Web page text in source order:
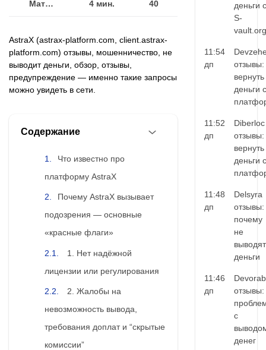
Матвей Иванов
4 мин.
40
AstraX (astrax-platform.com, client.astrax-
platform.com) отзывы, мошенничество, не
выводит деньги, обзор, отзывы,
предупреждение — именно такие запросы
можно увидеть в сети.
Содержание
Что известно про
платформу AstraX
Почему AstraX вызывает
подозрения — основные
«красные флаги»
1. Нет надёжной
лицензии или регулирования
2. Жалобы на
невозможность вывода,
требования доплат и “скрытые
комиссии”
деньги с
S-
vault.org
11:54
дп
отзывы:
вернуть
деньги с
11:52
дп
Diberloc
отзывы:
вернуть
деньги с
11:48
дп
Delsyra
отзывы:
почему
не
выводят
деньги
11:46
дп
отзывы:
с
денег